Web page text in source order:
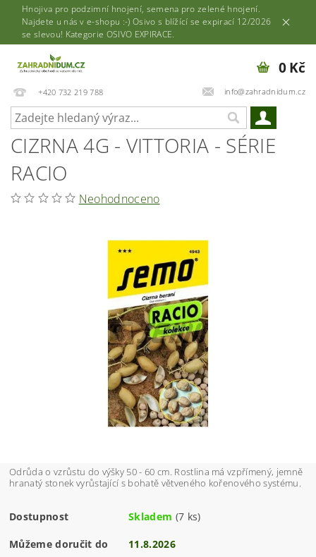
Hnojiva pro podzimní hnojení, semena pro zelené hnojení.
Najdete u nás v e-shopu :-) Osivo s blížící se expirací 12/2026
se slevou! Kategorie OSIVO EXPIRACE.
+420 732 219 788 info@zahradnidum.cz
0 Kč
CIZRNA 4G - VITTORIA - SÉRIE
RACIO
Neohodnoceno
Odrůda o vzrůstu do výšky 50 - 60 cm. Rostlina má vzpřímený, jemně
hranatý stonek vyrůstající s bohatě větveného kořenového systému.
Dostupnost Skladem (7 ks)
Můžeme doručit do 11.8.2026